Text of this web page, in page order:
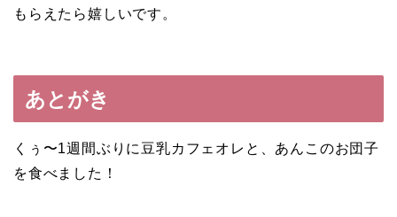
もらえたら嬉しいです。
あとがき
くぅ〜1週間ぶりに豆乳カフェオレと、あんこのお団子
を食べました！